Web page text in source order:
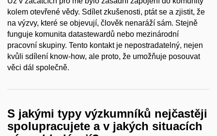
kolem otevřené vědy. Sdílet zkušenosti, ptát se a zjistit, že
na výzvy, které se objevují, člověk nenaráží sám. Stejně
funguje komunita datastewardů nebo mezinárodní
pracovní skupiny. Tento kontakt je nepostradatelný, nejen
kvůli sdílení know-how, ale proto, že umožňuje posouvat
věci dál společně.
S jakými typy výzkumníků nejčastěji
spolupracujete a v jakých situacích